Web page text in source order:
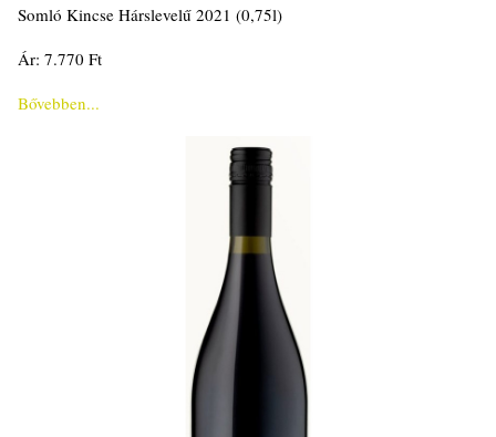
Somló Kincse Hárslevelű 2021 (0,75l)
Ár: 7.770 Ft
Bővebben...